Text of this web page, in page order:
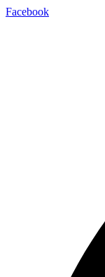
Facebook